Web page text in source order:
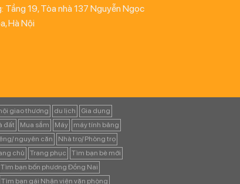
Tầng 19, Tòa nhà 137 Nguyễn Ngọc
Hà Nội
giao thương du lịch
Gia dụng
đất Mua sắm Máy
máy tính bảng
nguyên căn
Nhà trọ/ Phòng trọ
chủ Trang phục
Tìm bạn bè mới
Tìm bạn bốn phương Đồng Nai
Tìm bạn gái Nhân viên văn phòng